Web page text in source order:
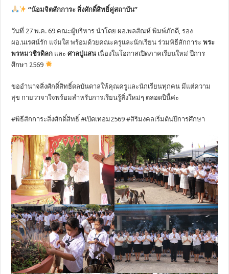
“น้อมจิตสักการะ สิ่งศักดิ์สิทธิ์คู่สถาบัน”
วันที่ 27 พ.ค. 69 คณะผู้บริหาร นำโดย ผอ.พลสัณห์ พิมพ์ภักดี, รอง
ผอ.นเรศน์รัก แจ่มใส พร้อมด้วยคณะครูและนักเรียน ร่วมพิธีสักการะพระ
พรหมวชิรดิลก และศาลปู่แสน เนื่องในโอกาสเปิดภาคเรียนใหม่ ปีการ
ศึกษา 2569
ขออำนาจสิ่งศักดิ์สิทธิ์ดลบันดาลให้คุณครูและนักเรียนทุกคน มีแต่ความ
สุข กายวาจาใจพร้อมสำหรับการเรียนรู้สิ่งใหม่ๆ ตลอดปีนี้ค่ะ
#พิธีสักการะสิ่งศักดิ์สิทธิ์ #เปิดเทอม2569 #สิริมงคลเริ่มต้นปีการศึกษา